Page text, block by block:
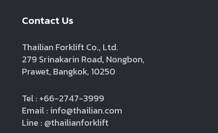
Contact Us
Thailian Forklift Co., Ltd.
279 Srinakarin Road, Nongbon,
Prawet, Bangkok, 10250
Tel : +66-2747-3999
Email : info@thailian.com
Line : @thailianforklift